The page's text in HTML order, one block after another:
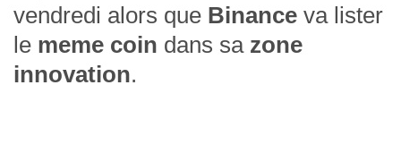
vendredi alors que Binance va lister
le meme coin dans sa zone
innovation.